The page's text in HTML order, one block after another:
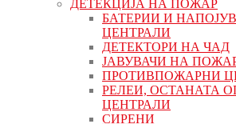
ДЕТЕКЦИЈА НА ПОЖАР
БАТЕРИИ И
ЦЕНТРАЛИ
ДЕТЕКТОРИ НА ЧАД
ЈАВУВАЧИ НА
ПРОТИВПОЖАРНИ
РЕЛЕИ, ОСТАНАТА
ЦЕНТРАЛИ
СИРЕНИ